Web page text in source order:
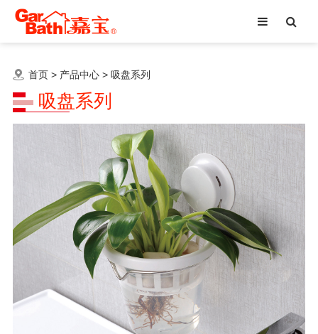
首页> 产品中心> 吸盘系列
吸盘系列